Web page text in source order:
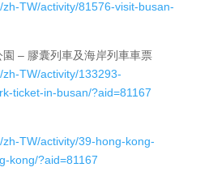
TW/activity/81576-visit-busan-
– 膠囊列車及海岸列車車票
TW/activity/133293-
ticket-in-busan/?aid=81167
TW/activity/39-hong-kong-
kong/?aid=81167